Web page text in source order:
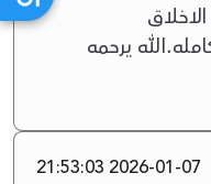
يرحمه
2026-01-07 21:53:03